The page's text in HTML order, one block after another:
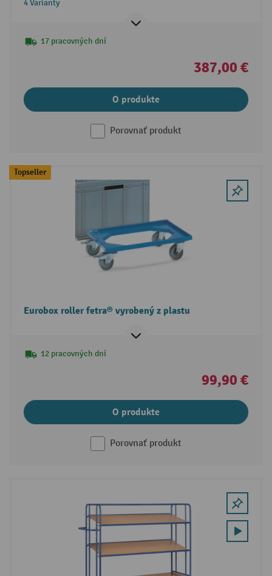
4 Varianty
17 pracovných dní
387,00 €
O produkte
Porovnať produkt
Topseller
Eurobox roller fetra® vyrobený z plastu
12 pracovných dní
99,90 €
O produkte
Porovnať produkt